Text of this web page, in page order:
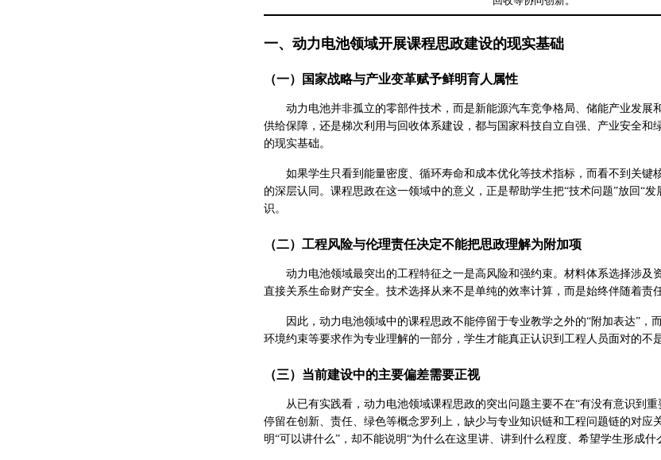
一、动力电池领域开展课程思政建设的现实基础
（一）国家战略与产业变革赋予鲜明育人属性
动力电池并非孤立的零部件技术，而是新能源汽车竞争格局、储能产业发
供给保障，还是梯次利用与回收体系建设，都与国家科技自立自强、产业安全
的现实基础。
如果学生只看到能量密度、循环寿命和成本优化等技术指标，而看不到关
的深层认同。课程思政在这一领域中的意义，正是帮助学生把“技术问题”放回“
识。
（二）工程风险与伦理责任决定不能把思政理解为附加项
动力电池领域最突出的工程特征之一是高风险和强约束。材料体系选择涉
直接关系生命财产安全。技术选择从来不是单纯的效率计算，而是始终伴随着责
因此，动力电池领域中的课程思政不能停留于专业教学之外的“附加表达”，
环境约束等要求作为专业理解的一部分，学生才能真正认识到工程人员面对的不
（三）当前建设中的主要偏差需要正视
从已有实践看，动力电池领域课程思政的突出问题主要不在“有没有意识到
停留在创新、责任、绿色等概念罗列上，缺少与专业知识链和工程问题链的对
明“可以讲什么”，却不能说明“为什么在这里讲、讲到什么程度、希望学生形成什